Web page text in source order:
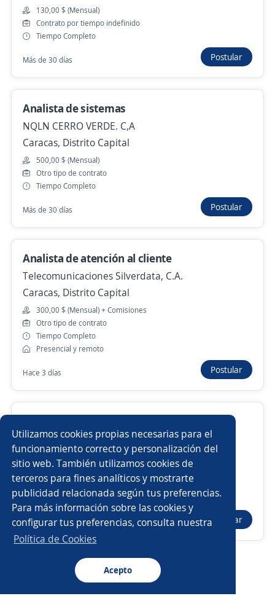
Utilizamos cookies propias necesarias para el
funcionamiento correcto y personalización del
sitio web. También utilizamos cookies de
terceros para fines analíticos y mostrarte
publicidad relacionada según tus preferencias.
Para más información sobre las cookies y
configurar tus preferencias, consulta nuestra
Política de Cookies
Acepto
Buscar Postulaciones Avisos Favoritos
Analista de sistemas y soporte tecnico
Caracas, Distrito Capital
28 de julio
Técnico de Medición de Topes (Arquitecto /
Ingeniero / TSU en Construcción)
Favemoca1, C.A.
Caracas, Distrito Capital
28 de julio
Nuevas ofertas de empleo
Empleos similares
Ingeniero/a industrial
Gerente de operaciones Jefe/a de logística
Coordinador/a de almacén Almacenista
Especialista en contabilidad Asesor/a
Técnico/a electricista Asistente/a administrativo
Supervisor/a Representante en ventas
Analista contable y administrativo
Buscar es más fácil en la app
CT App Abrir
Navegador
130,00 $ (Mensual)
Contrato por tiempo indefinido
Tiempo Completo
Más de 30 días Postular
Analista de sistemas
NQLN CERRO VERDE. C,A
Caracas, Distrito Capital
500,00 $ (Mensual)
Otro tipo de contrato
Tiempo Completo
Más de 30 días Postular
Analista de atención al cliente
Telecomunicaciones Silverdata, C.A.
Caracas, Distrito Capital
300,00 $ (Mensual) + Comisiones
Otro tipo de contrato
Tiempo Completo
Presencial y remoto
Hace 3 días Postular
4.4
Mega Soft Computacion C.A.
Caracas, Distrito Capital
500,00 $ (Mensual)
Contrato por tiempo determinado
Tiempo Completo
6 de julio Postular